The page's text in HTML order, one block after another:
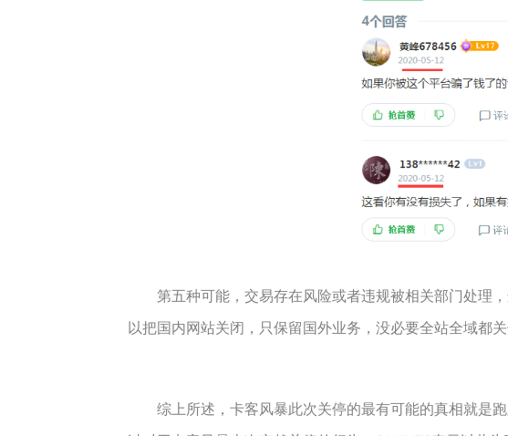
第五种可能，交易存在风险或者违规被相关部门处理，
以把国内网站关闭，只保留国外业务，没必要全站全域都
综上所述，卡客风暴此次关停的最有可能的真相就是跑